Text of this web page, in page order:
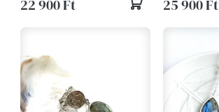
22 900 Ft 25 900 Ft